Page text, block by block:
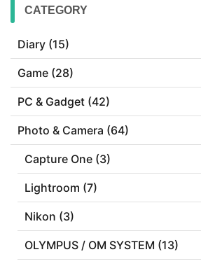
CATEGORY
Diary (15)
Game (28)
PC & Gadget (42)
Photo & Camera (64)
Capture One (3)
Lightroom (7)
Nikon (3)
OLYMPUS / OM SYSTEM (13)